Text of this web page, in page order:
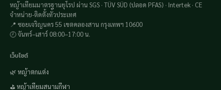
หญ้าเทียมมาตรฐานยุโรป ผ่าน SGS · TÜV SÜD (ปลอด PFAS) · Intertek · CE
จำหน่าย-ติดตั้งทั่วประเทศ
📍 ซอยเจริญนคร 55 เขตคลองสาน กรุงเทพฯ 10600
🕗 จันทร์–เสาร์ 08:00–17:00 น.
เว็บไซต์
🌿 หญ้าตกแต่ง
⛳ หญ้าเทียมสนามกีฬา